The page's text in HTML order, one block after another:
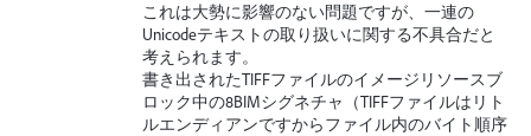
これは大勢に影響のない問題ですが、一連の
Unicodeテキストの取り扱いに関する不具合だと
考えられます。
書き出されたTIFFファイルのイメージリソースブ
ロック中の8BIMシグネチャ（TIFFファイルはリト
ルエンディアンですからファイル内のバイト順序